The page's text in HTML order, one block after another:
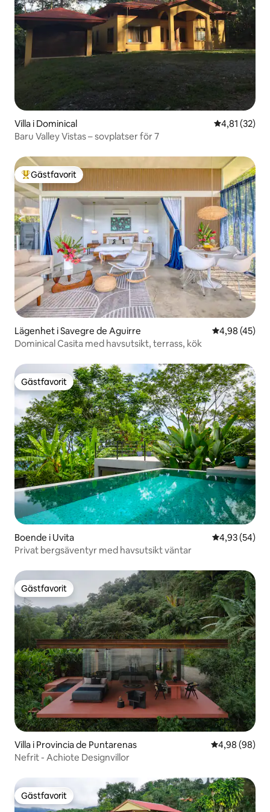
Villa i Dominical 4,81 av 5 i
4,81 (32)
Baru Valley Vistas – sovplatser för 7
Populär gästfavorit
Gästfavorit
Lägenhet i Savegre de Aguirre 4,98 av 5 i
4,98 (45)
Dominical Casita med havsutsikt, terrass, kök
Gästfavorit
Gästfavorit
Boende i Uvita 4,93 av 5 i
4,93 (54)
Privat bergsäventyr med havsutsikt väntar
Gästfavorit
Gästfavorit
Villa i Provincia de Puntarenas 4,98 av 5 i
4,98 (98)
Nefrit - Achiote Designvillor
Gästfavorit
Gästfavorit